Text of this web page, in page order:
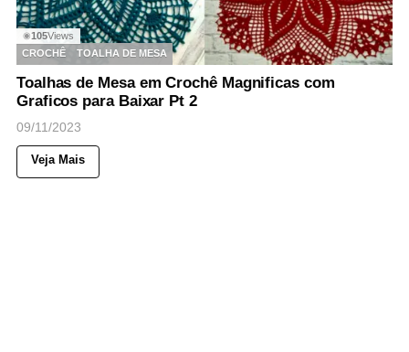
◉105Views
CROCHÊ
TOALHA DE MESA
Toalhas de Mesa em Crochê Magnificas com
Graficos para Baixar Pt 2
09/11/2023
Veja Mais